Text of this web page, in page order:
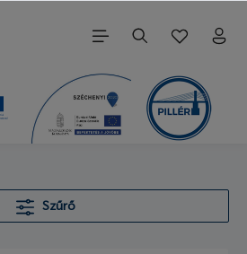
Szűrő